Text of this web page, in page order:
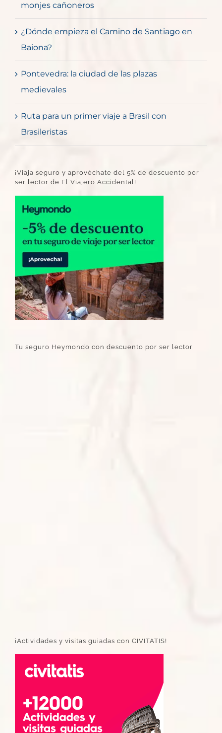
monjes cañoneros
¿Dónde empieza el Camino de Santiago en
Baiona?
Pontevedra: la ciudad de las plazas
medievales
Ruta para un primer viaje a Brasil con
Brasileristas
¡Viaja seguro y aprovéchate del 5% de descuento por
ser lector de El Viajero Accidental!
Tu seguro Heymondo con descuento por ser lector
¡Actividades y visitas guiadas con CIVITATIS!